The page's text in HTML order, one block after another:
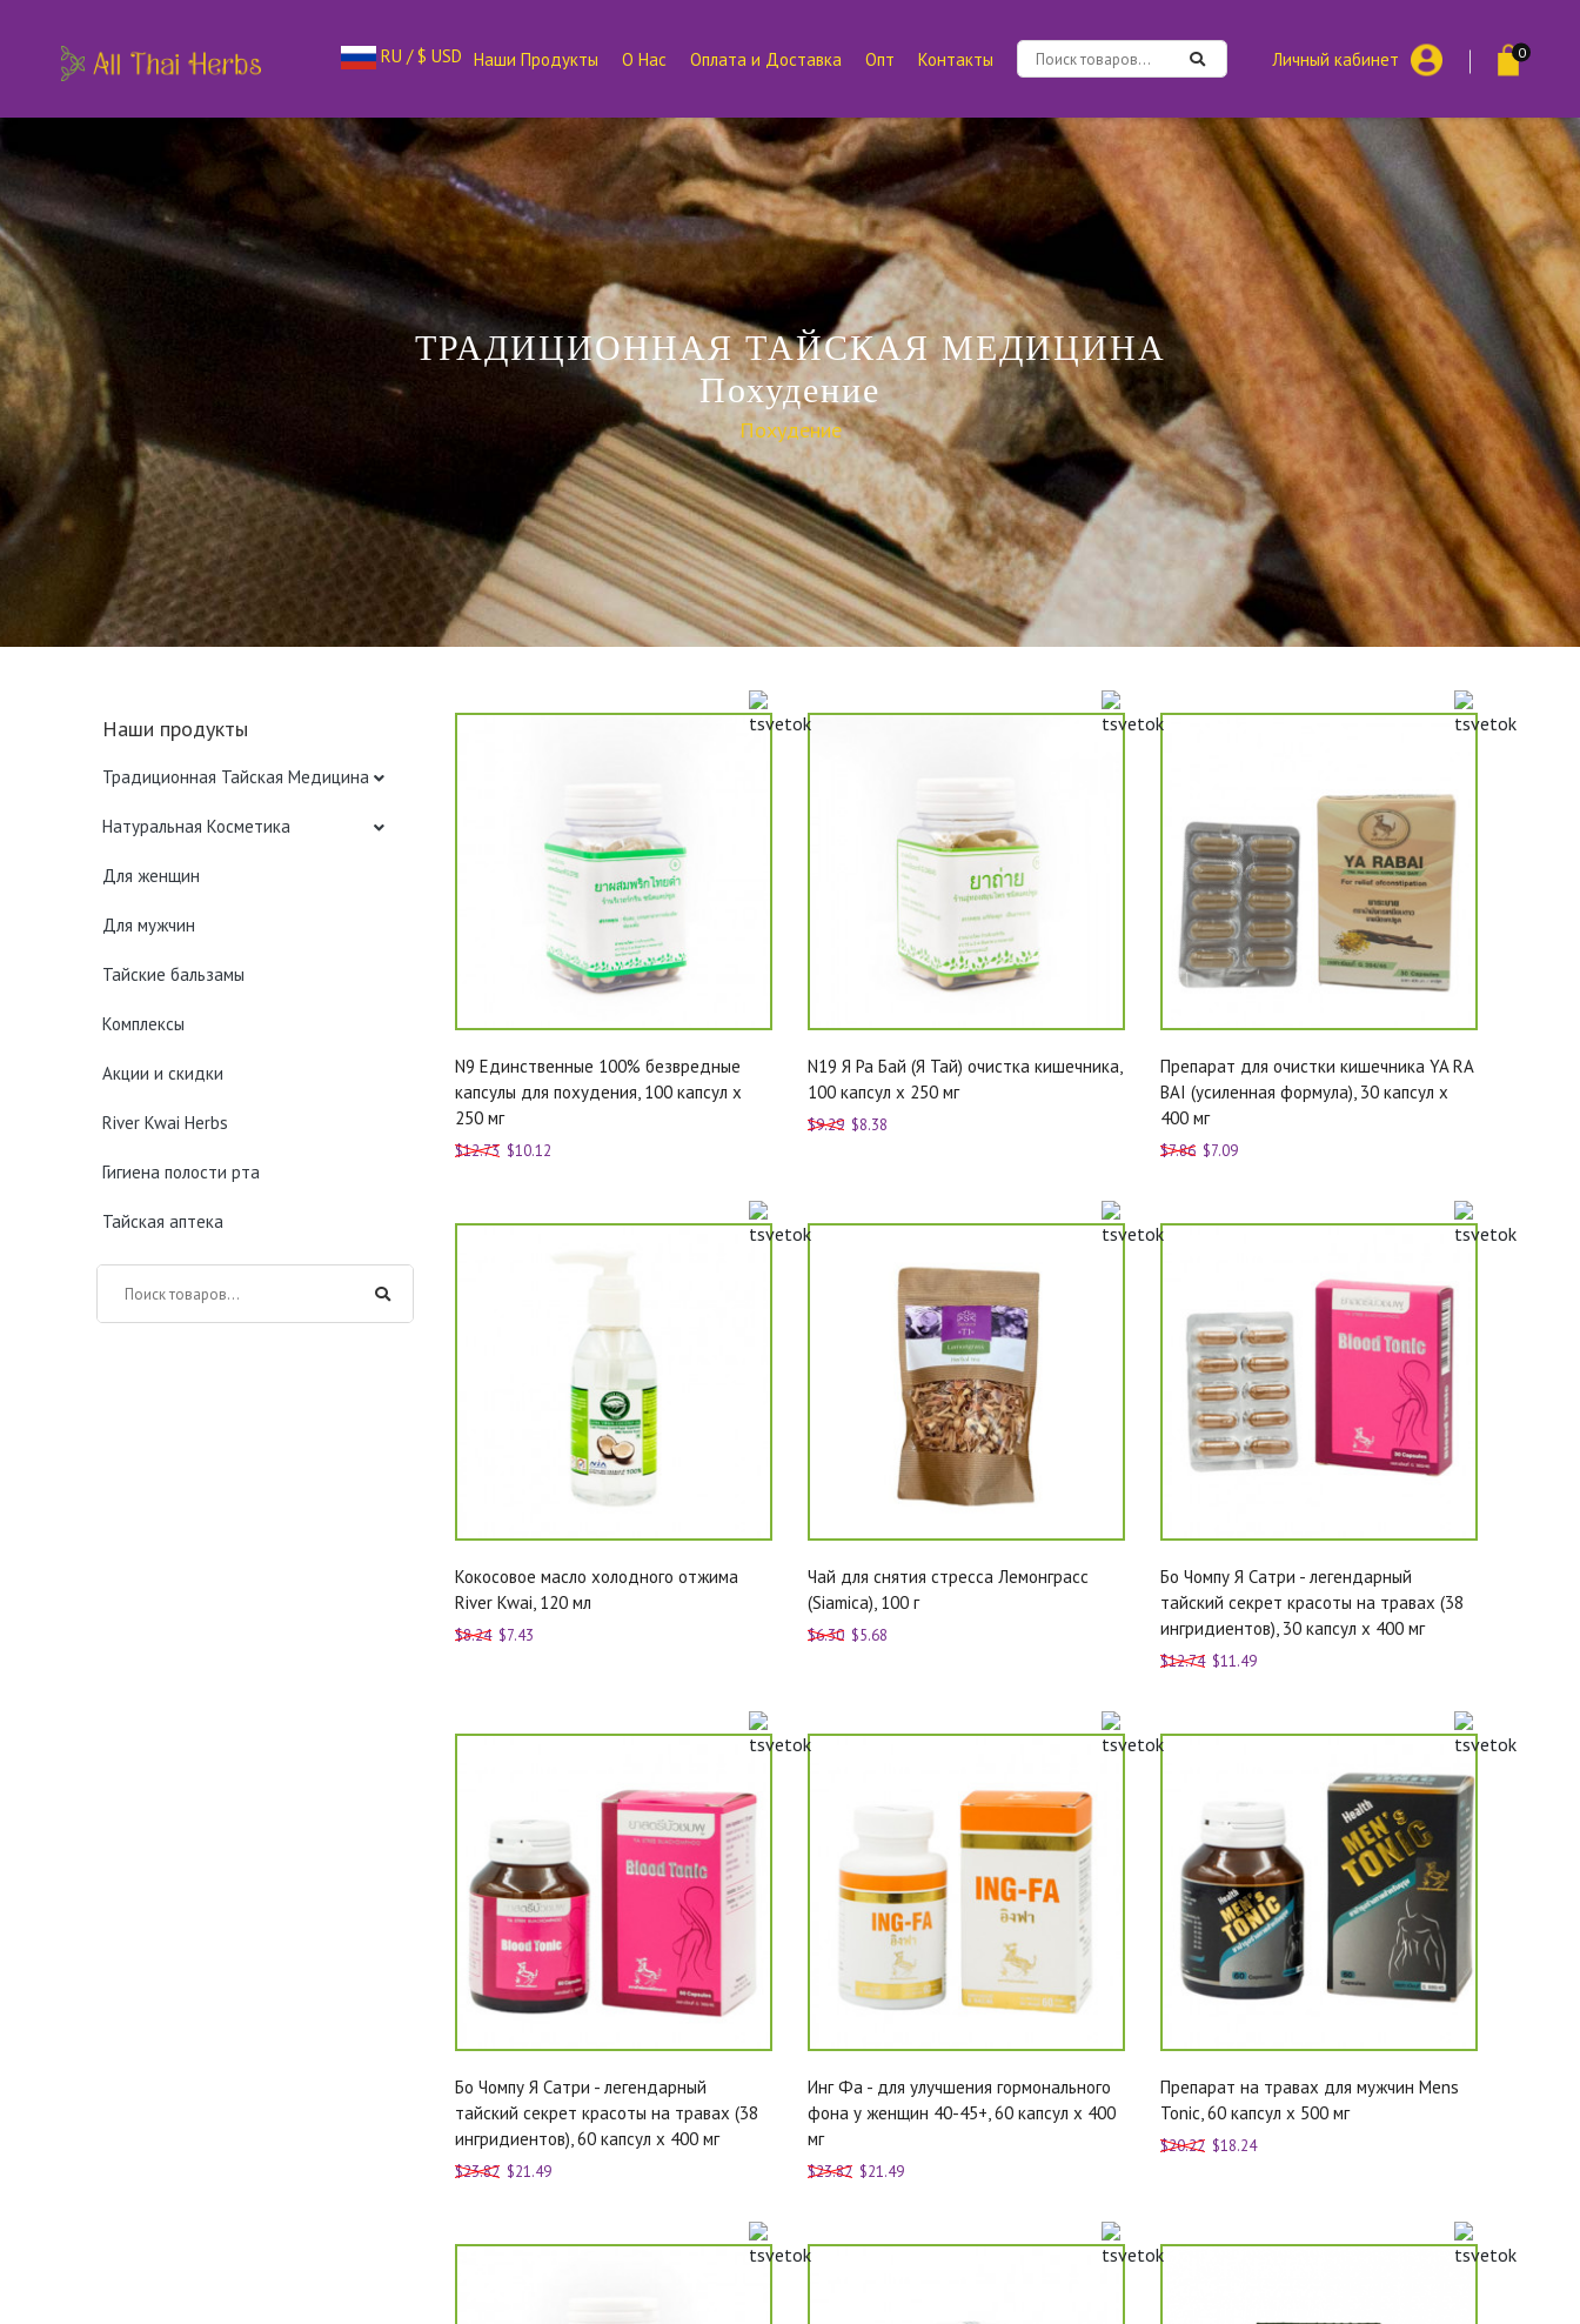
RU / $ USD Наши Продукты О Нас Оплата и Доставка Опт Контакты Личный кабинет 0
ТРАДИЦИОННАЯ ТАЙСКАЯ МЕДИЦИНА
Похудение
Похудение
Наши продукты
Традиционная Тайская Медицина
Натуральная Косметика
Для женщин
Для мужчин
Тайские бальзамы
Комплексы
Акции и скидки
River Kwai Herbs
Гигиена полости рта
Тайская аптека
N9 Единственные 100% безвредные
капсулы для похудения, 100 капсул x
250 мг
$12.73 $10.12
N19 Я Ра Бай (Я Тай) очистка кишечника,
100 капсул x 250 мг
$9.29 $8.38
Препарат для очистки кишечника YA RA
BAI (усиленная формула), 30 капсул x
400 мг
$7.86 $7.09
Кокосовое масло холодного отжима
River Kwai, 120 мл
$8.24 $7.43
Чай для снятия стресса Лемонграcс
(Siamica), 100 г
$6.30 $5.68
Бо Чомпу Я Сатри - легендарный
тайский секрет красоты на травах (38
ингридиентов), 30 капсул х 400 мг
$12.74 $11.49
Бо Чомпу Я Сатри - легендарный
тайский секрет красоты на травах (38
ингридиентов), 60 капсул х 400 мг
$23.82 $21.49
Инг Фа - для улучшения гормонального
фона у женщин 40-45+, 60 капсул х 400
мг
$23.82 $21.49
Препарат на травах для мужчин Mens
Tonic, 60 капсул х 500 мг
$20.22 $18.24